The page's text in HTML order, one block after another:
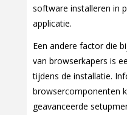
software installeren in
applicatie.
Een andere factor die
van browserkapers is
tijdens de installatie.
browsercomponenten
geavanceerde